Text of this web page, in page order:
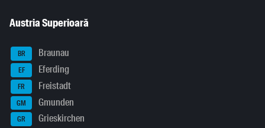
Austria Superioară
BR Braunau
EF Eferding
FR Freistadt
GM Gmunden
GR Grieskirchen